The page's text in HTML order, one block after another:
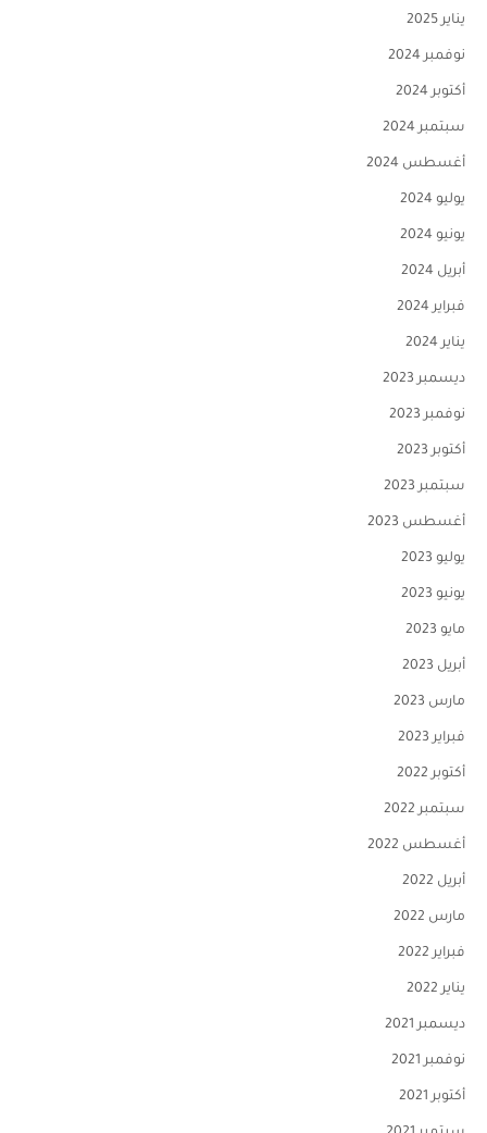
يناير 2025
نوفمبر 2024
أكتوبر 2024
سبتمبر 2024
أغسطس 2024
يوليو 2024
يونيو 2024
أبريل 2024
فبراير 2024
يناير 2024
ديسمبر 2023
نوفمبر 2023
أكتوبر 2023
سبتمبر 2023
أغسطس 2023
يوليو 2023
يونيو 2023
مايو 2023
أبريل 2023
مارس 2023
فبراير 2023
أكتوبر 2022
سبتمبر 2022
أغسطس 2022
أبريل 2022
مارس 2022
فبراير 2022
يناير 2022
ديسمبر 2021
نوفمبر 2021
أكتوبر 2021